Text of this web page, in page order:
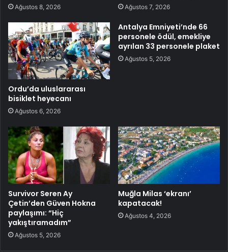
Ağustos 8, 2026 Ağustos 7, 2026
Ordu’da uluslararası
bisiklet heyecanı
Ağustos 6, 2026
Antalya Emniyeti’nde 66
personele ödül, emekliye
ayrılan 33 personele plaket
Ağustos 5, 2026
Survivor Seren Ay
Çetin’den Güven Hokna
paylaşımı: “Hiç
yakıştıramadım”
Ağustos 5, 2026
Muğla Milas ‘ekranı’
kapatacak!
Ağustos 4, 2026